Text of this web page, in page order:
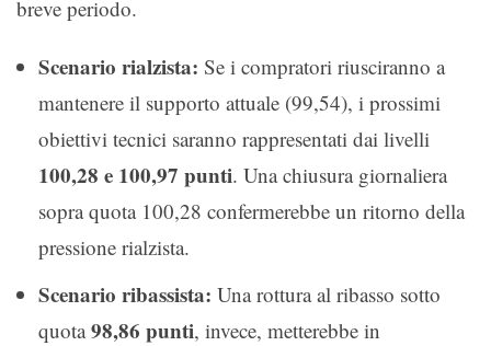
breve periodo.
Scenario rialzista: Se i compratori riusciranno a
mantenere il supporto attuale (99,54), i prossimi
obiettivi tecnici saranno rappresentati dai livelli
100,28 e 100,97 punti. Una chiusura giornaliera
sopra quota 100,28 confermerebbe un ritorno della
pressione rialzista.
Scenario ribassista: Una rottura al ribasso sotto
quota98,86 punti, invece, metterebbe in